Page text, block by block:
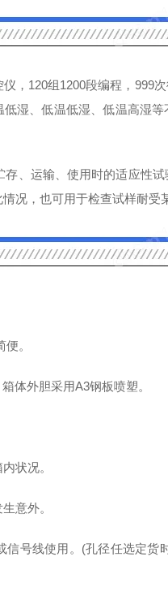
，120组1200段编程，999
湿、低温低湿、低温高湿等
、运输、使用时的适应性
况，也可用于检查试样耐受
。
体外胆采用A3钢板喷塑。
状况。
意外。
号线使用。(孔径任选定货